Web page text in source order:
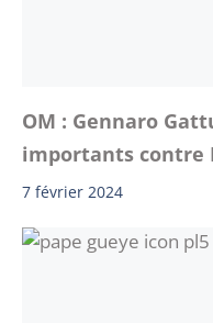
OM : Gennaro
importants contre
7 février 2024